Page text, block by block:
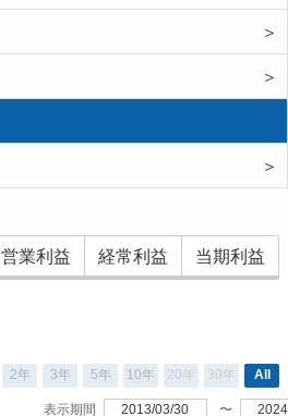
＞
＞
＞
営業利益 経常利益 当期利益
2年 3年 5年 10年 20年 30年 All
表示期間 2013/03/30 〜